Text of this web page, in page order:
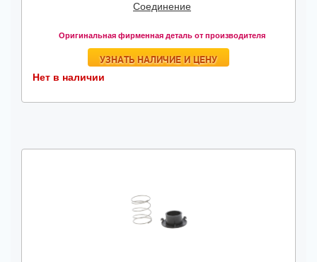
Соединение
Оригинальная фирменная деталь от производителя
УЗНАТЬ НАЛИЧИЕ И ЦЕНУ
Нет в наличии